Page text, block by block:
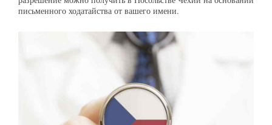
письменного ходатайства от вашего имени.